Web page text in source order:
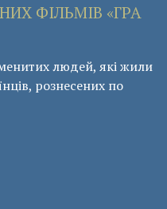
ФІЛЬМІВ «ГРА
людей, які жили
рознесених по